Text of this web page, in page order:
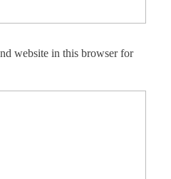
website in this browser for